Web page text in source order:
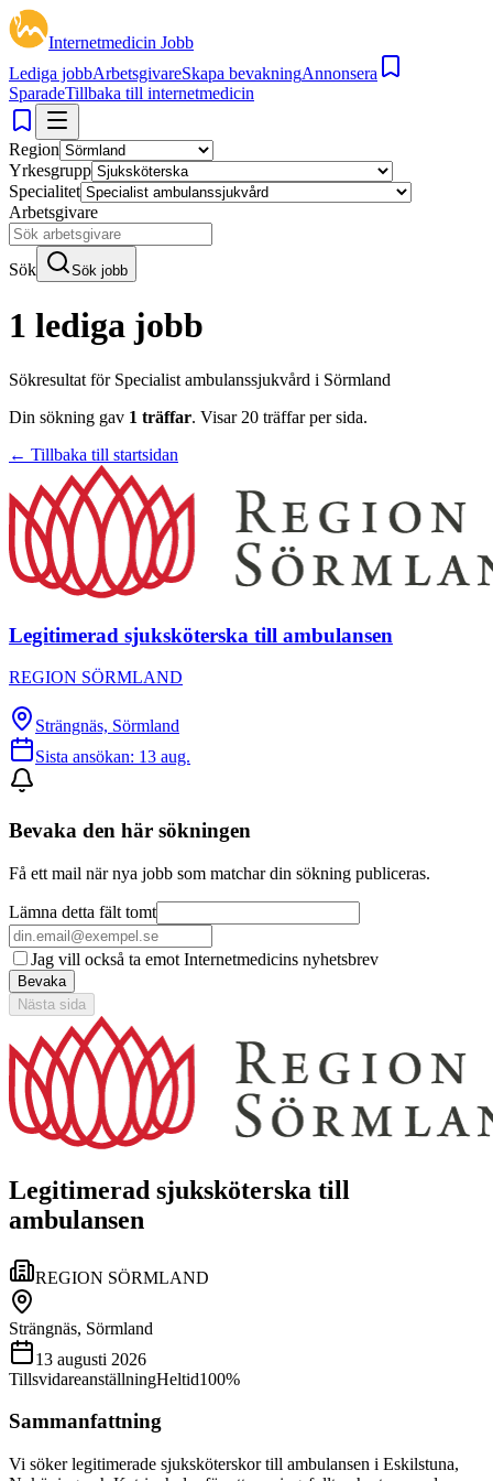
Internetmedicin Jobb
Lediga jobbArbetsgivareSkapa bevakningAnnonsera
SparadeTillbaka till internetmedicin
Region
Yrkesgrupp
Specialitet
Arbetsgivare
Sök Sök jobb
1 lediga jobb
Sökresultat för Specialist ambulanssjukvård i Sörmland
Din sökning gav 1 träffar. Visar 20 träffar per sida.
← Tillbaka till startsidan
Legitimerad sjuksköterska till ambulansen
REGION SÖRMLAND
Strängnäs, Sörmland
Sista ansökan: 13 aug.
Bevaka den här sökningen
Få ett mail när nya jobb som matchar din sökning publiceras.
Lämna detta fält tomt
Jag vill också ta emot Internetmedicins nyhetsbrev
Bevaka
Nästa sida
Legitimerad sjuksköterska till
ambulansen
REGION SÖRMLAND
Strängnäs, Sörmland
13 augusti 2026
TillsvidareanställningHeltid100%
Sammanfattning
Vi söker legitimerade sjuksköterskor till ambulansen i Eskilstuna,